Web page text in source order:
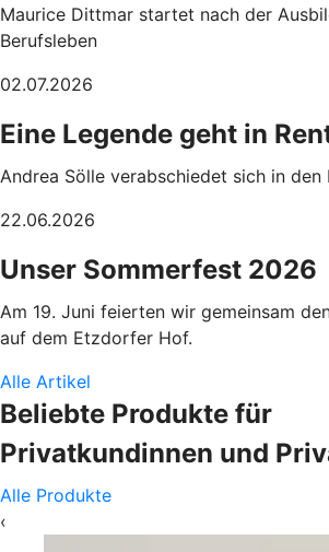
Maurice Dittmar startet nach der
Berufsleben
02.07.2026
Eine Legende geht in
Andrea Sölle verabschiedet sich in den
22.06.2026
Unser Sommerfest 2026
Am 19. Juni feierten wir gemeinsam
auf dem Etzdorfer Hof.
Alle Artikel
Beliebte Produkte für
Privatkundinnen und
Alle Produkte
‹